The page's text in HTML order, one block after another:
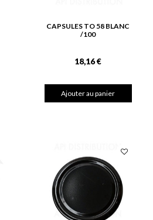
CAPSULES TO 58 BLANC
/100
18,16 €
Ajouter au panier